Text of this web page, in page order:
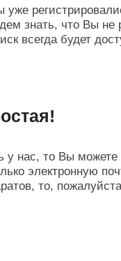
знать, что Вы не
всегда будет
нас, то Вы можете
электронную
то,